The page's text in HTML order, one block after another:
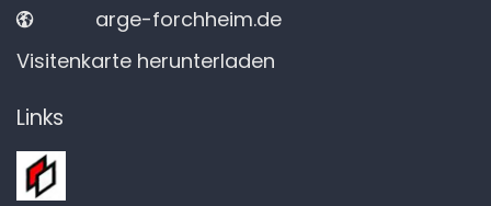
arge-forchheim.de
Visitenkarte herunterladen
Links